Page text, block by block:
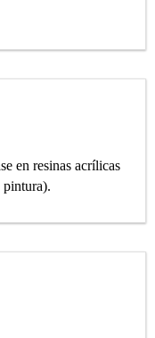
en resinas acrílicas
pintura).